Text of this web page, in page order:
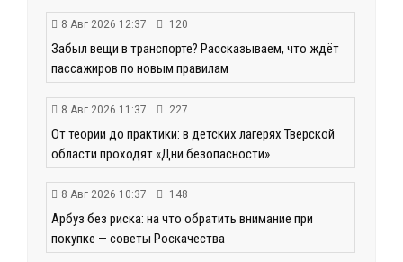
8 Авг 2026 12:37 120
Забыл вещи в транспорте? Рассказываем, что ждёт
пассажиров по новым правилам
8 Авг 2026 11:37 227
От теории до практики: в детских лагерях Тверской
области проходят «Дни безопасности»
8 Авг 2026 10:37 148
Арбуз без риска: на что обратить внимание при
покупке — советы Роскачества